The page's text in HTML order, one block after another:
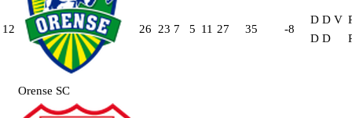
12
Orense SC
26 23 7 5 11 27 35 -8
D D V
D D